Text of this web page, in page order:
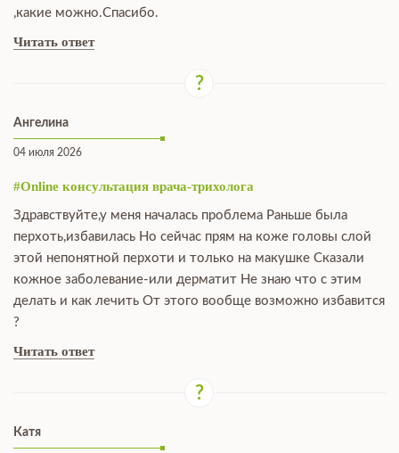
,какие можно.Спасибо.
Читать ответ
Ангелина
04 июля 2026
#Online консультация врача-трихолога
Здравствуйте,у меня началась проблема Раньше была
перхоть,избавилась Но сейчас прям на коже головы слой
этой непонятной перхоти и только на макушке Сказали
кожное заболевание-или дерматит Не знаю что с этим
делать и как лечить От этого вообще возможно избавится
?
Читать ответ
Катя